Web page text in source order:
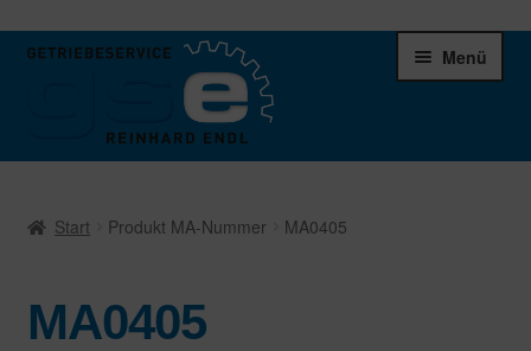
Zur
Zum
Menü
Schaltgetriebe
Start Produkt MA-Nummer MA0405
MA0405